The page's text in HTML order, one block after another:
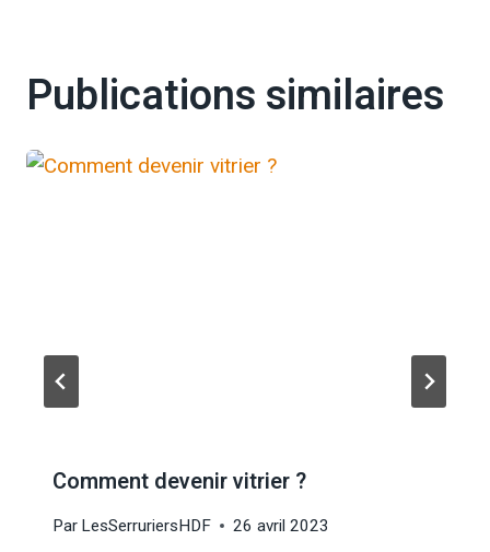
Publications similaires
Comment devenir vitrier ?
Par LesSerruriersHDF 26 avril 2023